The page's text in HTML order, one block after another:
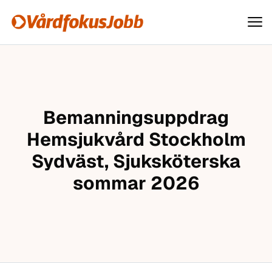
Hoppa till innehåll
Vårdfokusjobb
Bemanningsuppdrag
Hemsjukvård Stockholm
Sydväst, Sjuksköterska
sommar 2026